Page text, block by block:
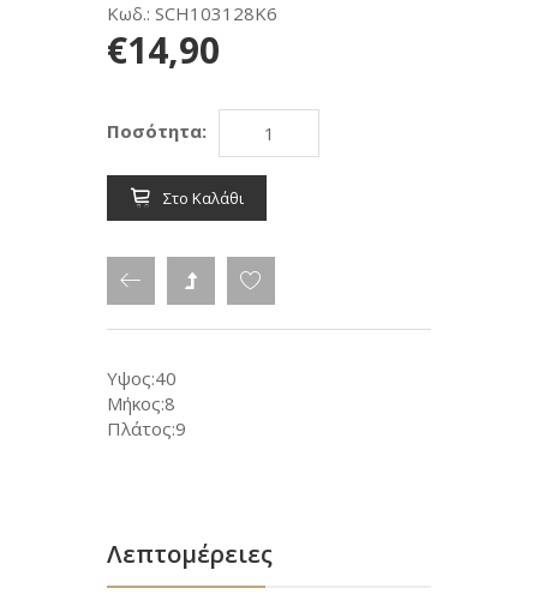
Κωδ.: SCH103128K6
€14,90
Ποσότητα:
Στο Καλάθι
Υψος:40
Μήκος:8
Πλάτος:9
Λεπτομέρειες